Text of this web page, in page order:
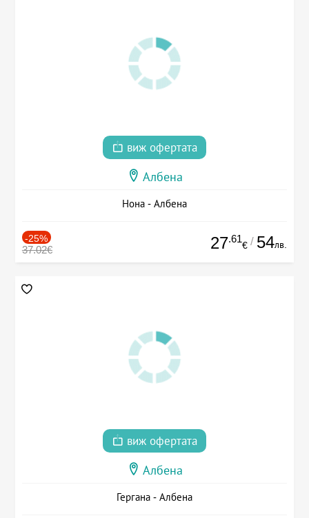
виж офертата
Албена
Нона - Албена
-25%
37.02€ 27.61
€ / 54лв.
виж офертата
Албена
Гергана - Албена